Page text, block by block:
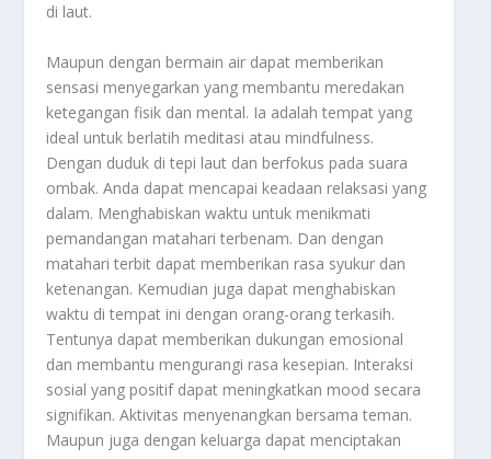
di laut.
Maupun dengan bermain air dapat memberikan
sensasi menyegarkan yang membantu meredakan
ketegangan fisik dan mental. Ia adalah tempat yang
ideal untuk berlatih meditasi atau mindfulness.
Dengan duduk di tepi laut dan berfokus pada suara
ombak. Anda dapat mencapai keadaan relaksasi yang
dalam. Menghabiskan waktu untuk menikmati
pemandangan matahari terbenam. Dan dengan
matahari terbit dapat memberikan rasa syukur dan
ketenangan. Kemudian juga dapat menghabiskan
waktu di tempat ini dengan orang-orang terkasih.
Tentunya dapat memberikan dukungan emosional
dan membantu mengurangi rasa kesepian. Interaksi
sosial yang positif dapat meningkatkan mood secara
signifikan. Aktivitas menyenangkan bersama teman.
Maupun juga dengan keluarga dapat menciptakan